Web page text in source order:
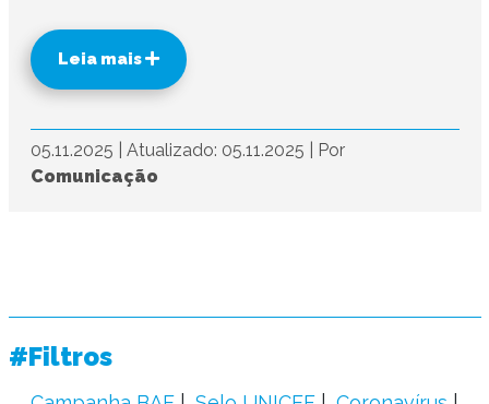
Leia mais
05.11.2025 Atualizado: 05.11.2025
Por
Comunicação
#Filtros